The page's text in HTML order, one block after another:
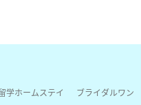
学ホームステイ ブライダルワン